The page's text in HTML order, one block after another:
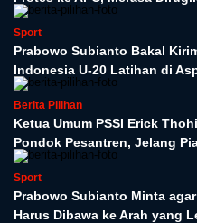
Sport
Prabowo Subianto Bakal
Indonesia U-20 Latihan di
Berita Pilihan
Ketua Umum PSSI Erick
Pondok Pesantren, Jelang
Sport
Prabowo Subianto Minta
Harus Dibawa ke Arah yang